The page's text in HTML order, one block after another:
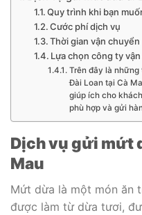
Quy trình khi bạn
Cước phí dịch vụ
Thời gian vận chuyển
Lựa chọn công ty
Trên đây là
Đài Loan tại Cà
giúp ích cho
phù hợp và gửi
Dịch vụ gửi mứt
Mau
Mứt dừa là một món ăn
được làm từ dừa tươi,